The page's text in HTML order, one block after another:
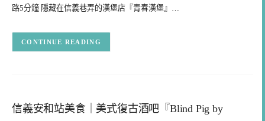
路5分鐘 隱藏在信義巷弄的漢堡店『青春漢堡』…
CONTINUE READING
信義安和站美食｜美式復古酒吧『Blind Pig by